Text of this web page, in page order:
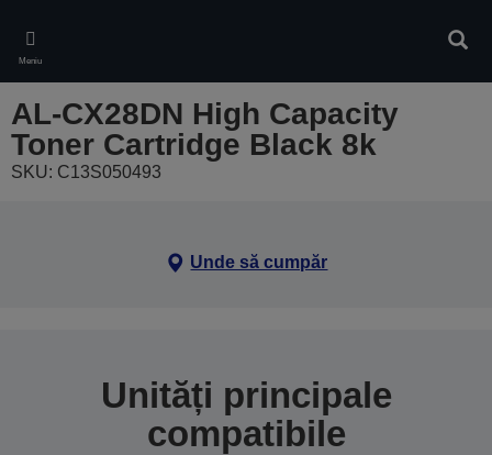
main
content
Meniu
AL-CX28DN High Capacity
Toner Cartridge Black 8k
SKU: C13S050493
Unde să cumpăr
Unități principale
compatibile